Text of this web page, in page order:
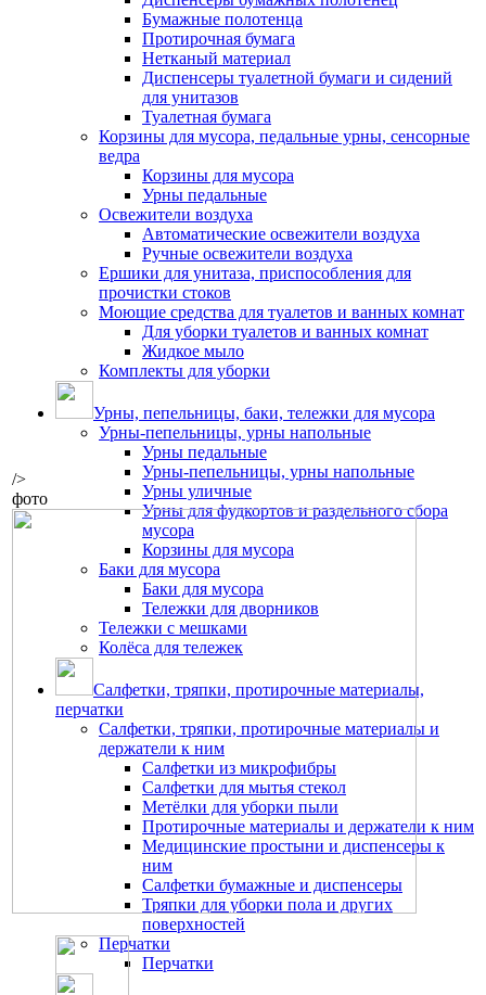
Бумажные полотенца
Протирочная бумага
Нетканый материал
Диспенсеры туалетной бумаги и сидений
для унитазов
Туалетная бумага
Корзины для мусора, педальные урны, сенсорные
ведра
Корзины для мусора
Урны педальные
Освежители воздуха
Автоматические освежители воздуха
Ручные освежители воздуха
Ершики для унитаза, приспособления для
прочистки стоков
Моющие средства для туалетов и ванных комнат
Для уборки туалетов и ванных комнат
Жидкое мыло
Комплекты для уборки
Урны, пепельницы, баки, тележки для мусора
Урны-пепельницы, урны напольные
Урны педальные
Урны-пепельницы, урны напольные
Урны уличные
Урны для фудкортов и раздельного сбора
мусора
Корзины для мусора
Баки для мусора
Баки для мусора
Тележки для дворников
Тележки с мешками
Колёса для тележек
Салфетки, тряпки, протирочные материалы,
перчатки
Салфетки, тряпки, протирочные материалы и
держатели к ним
Салфетки из микрофибры
Салфетки для мытья стекол
Метёлки для уборки пыли
Протирочные материалы и держатели к ним
Медицинские простыни и диспенсеры к
ним
Салфетки бумажные и диспенсеры
Тряпки для уборки пола и других
поверхностей
Перчатки
Перчатки
/>
фото